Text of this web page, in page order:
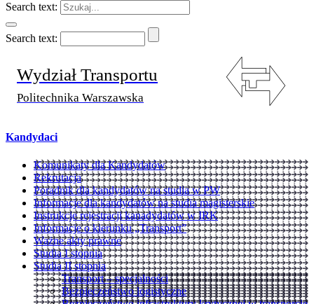
Search text:
Search text:
Wydział Transportu
Politechnika Warszawska
Kandydaci
Komunikaty dla Kandydatów
Rekrutacja
Poradnik dla kandydatów na studia w PW
Informacje dla kandydatów na studia magisterskie
Instrukcje rejestracji kanadydatów w IRK
Informacje o kierunku „Transport”
Ważne akty prawne
Studia I stopnia
Studia II stopnia
Transport – specjalności
Bezpieczeństwo logistyczne